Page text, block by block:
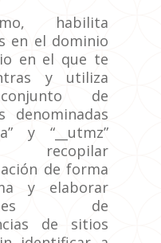
habilita
en el dominio
en el que te
y utiliza
de
denominadas
y “__utmz”
recopilar
de forma
y elaborar
de
de sitios